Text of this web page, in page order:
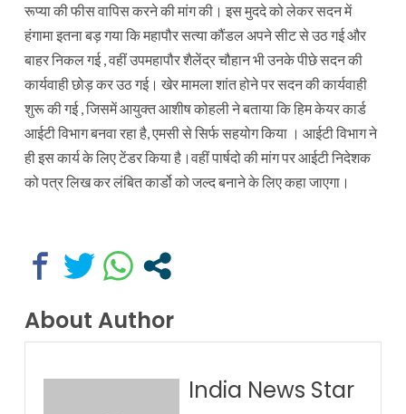
रूप्या की फीस वापिस करने की मांग की। इस मुददे को लेकर सदन में
हंगामा इतना बड़ गया कि महापौर सत्या कौंडल अपने सीट से उठ गई और
बाहर निकल गई , वहीं उपमहापौर शैलेंद्र चौहान भी उनके पीछे सदन की
कार्यवाही छोड़ कर उठ गई। खेर मामला शांत होने पर सदन की कार्यवाही
शुरू की गई , जिसमें आयुक्त आशीष कोहली ने बताया कि हिम केयर कार्ड
आईटी विभाग बनवा रहा है, एमसी से सिर्फ सहयोग किया । आईटी विभाग ने
ही इस कार्य के लिए टेंडर किया है।वहीं पार्षदो की मांग पर आईटी निदेशक
को पत्र लिख कर लंबित कार्डो को जल्द बनाने के लिए कहा जाएगा।
About Author
India News Star